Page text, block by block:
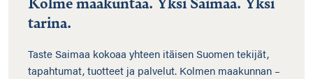
tarina.
Taste Saimaa kokoaa yhteen itäisen Suomen tekijät,
tapahtumat, tuotteet ja palvelut. Kolmen maakunnan –